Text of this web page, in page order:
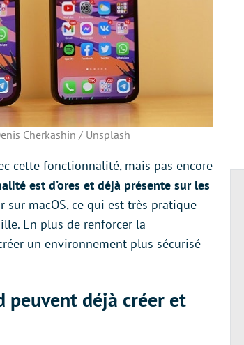
Cherkashin / Unsplash
cette fonctionnalité, mais pas encore
est d’ores et déjà présente sur les
macOS, ce qui est très pratique
En plus de renforcer la
un environnement plus sécurisé
peuvent déjà créer et